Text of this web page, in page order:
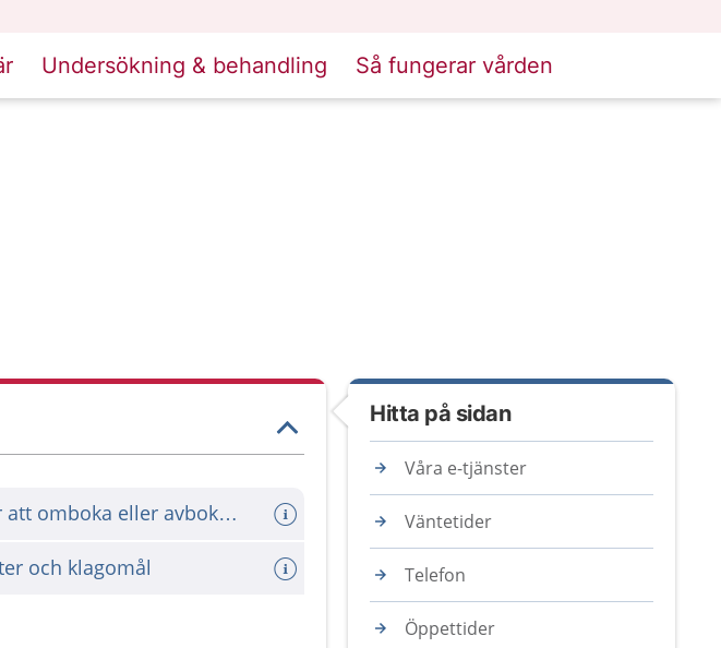
Undersökning & behandling Så fungerar vården
Kontakta oss för att omboka eller avboka tid
och klagomål
Hitta på sidan
Våra e-tjänster
Väntetider
Telefon
Öppettider